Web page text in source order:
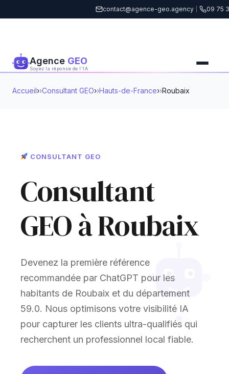
contact@agence-geo.agency 09 75
Agence GEO
Soyez la réponse de l'IA
Accueil› Consultant GEO› Hauts-de-France› Roubaix
CONSULTANT GEO
Consultant
GEO à Roubaix
Devenez la première référence
recommandée par ChatGPT pour les
habitants de Roubaix et du département
59.0. Nous optimisons votre visibilité IA
pour capturer les clients ultra-qualifiés qui
recherchent un professionnel local fiable.